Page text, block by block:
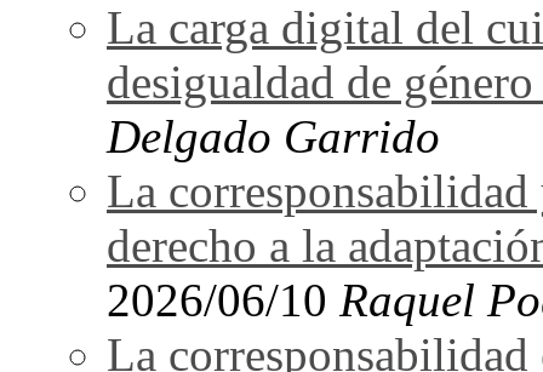
La carga digital del
desigualdad de
Delgado Garrido
La
derecho a la
2026/06/10 Raquel
La